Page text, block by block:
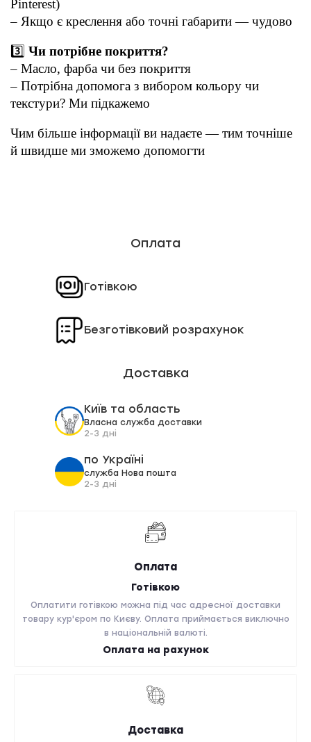
Pinterest)
– Якщо є креслення або точні габарити — чудово
3️⃣ Чи потрібне покриття?
– Масло, фарба чи без покриття
– Потрібна допомога з вибором кольору чи
текстури? Ми підкажемо
Чим більше інформації ви надаєте — тим точніше
й швидше ми зможемо допомогти
Оплата
Готівкою
Безготівковий розрахунок
Доставка
Київ та область
Власна служба доставки
2-3 дні
по Україні
служба Нова пошта
2-3 дні
Оплата
Готівкою
Оплатити готівкою можна під час адресної доставки
товару кур'єром по Києву. Оплата приймається виключно
в національній валюті.
Оплата на рахунок
Доставка